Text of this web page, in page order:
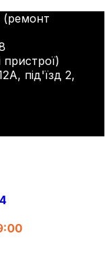
(ремонт
пристрої)
під'їзд 2,